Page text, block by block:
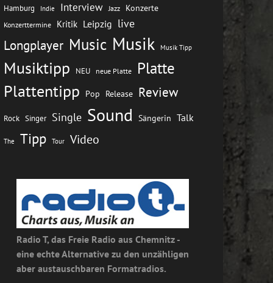
Hamburg Indie Interview Jazz Konzerte
Konzerttermine Kritik Leipzig live
Longplayer Music Musik Musik Tipp
Musiktipp NEU neue Platte Platte
Plattentipp Pop Release Review
Rock Singer Single Sound Sängerin Talk
The Tipp Tour Video
Radio T, das Freie Radio aus Chemnitz -
eine echte Alternative zu den unzähligen
aber austauschbaren Formatradios.